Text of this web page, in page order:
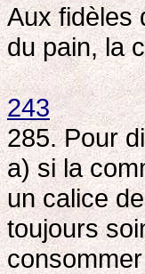
Aux fidèles
du pain, la
243
285. Pour
a) si la
un calice
toujours